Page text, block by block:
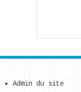
Admin du site